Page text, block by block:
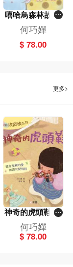
嘻哈鳥森林故事
叢書 兒童正向教
育繪本4：下雨
了……
何巧嬋
$ 78.00
更多>
神奇的虎頭鞋[點
點故鄉情系列]
何巧嬋
$ 78.00